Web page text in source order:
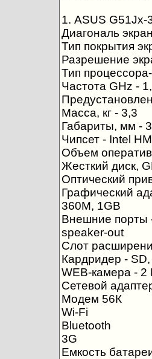
1. ASUS G51Jx-
Диагональ
Тип покрытия
Разрешение
Тип
Частота GHz -
Масса, кг - 3,3
Габариты, мм -
Чипсет - Intel
Объем
Жесткий диск,
Оптический
Графический
360M, 1GB
Внешние порты
speaker-out
Слот
Кардридер -
WEB-камера -
Сетевой
Модем 56К
Wi-Fi
Bluetooth
3G
Емкость